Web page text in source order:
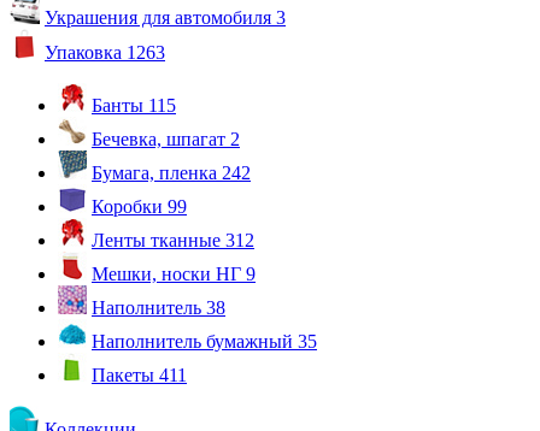
Украшения для автомобиля 3
Упаковка 1263
Банты 115
Бечевка, шпагат 2
Бумага, пленка 242
Коробки 99
Ленты тканные 312
Мешки, носки НГ 9
Наполнитель 38
Наполнитель бумажный 35
Пакеты 411